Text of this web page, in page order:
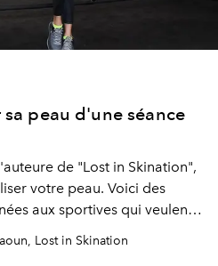
peau d'une séance
de "Lost in Skination",
votre peau. Voici des
aux sportives qui veulent
Lost in Skination